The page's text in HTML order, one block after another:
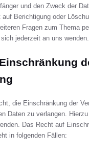
und den Zweck der
Berichtigung oder
Fragen zum Thema
jederzeit an uns wenden.
die Einschränkung der
Daten zu verlangen.
Das Recht auf
in folgenden Fällen: